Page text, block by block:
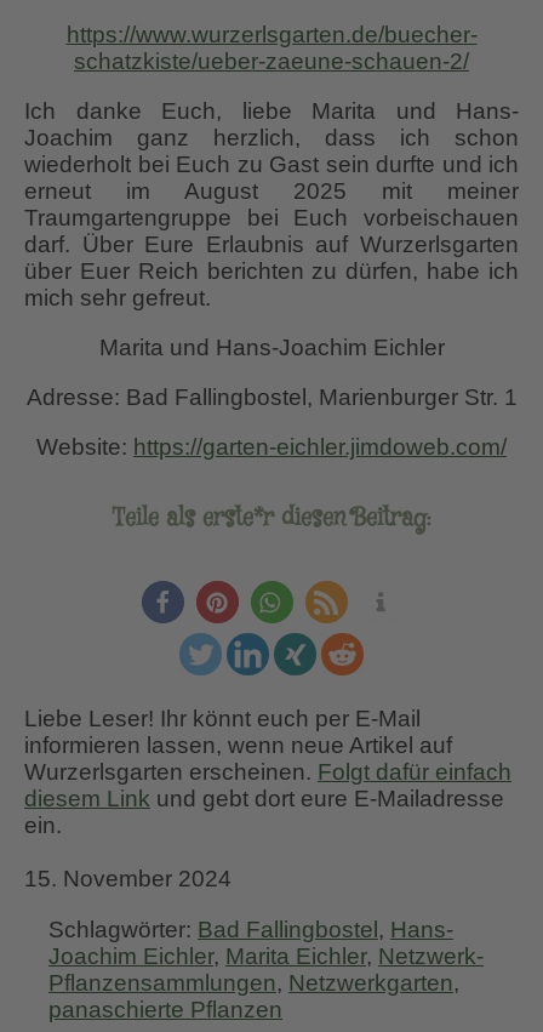
https://www.wurzerlsgarten.de/buecher-
schatzkiste/ueber-zaeune-schauen-2/
Ich danke Euch, liebe Marita und Hans-
Joachim ganz herzlich, dass ich schon
wiederholt bei Euch zu Gast sein durfte und ich
erneut im August 2025 mit meiner
Traumgartengruppe bei Euch vorbeischauen
darf. Über Eure Erlaubnis auf Wurzerlsgarten
über Euer Reich berichten zu dürfen, habe ich
mich sehr gefreut.
Marita und Hans-Joachim Eichler
Adresse: Bad Fallingbostel, Marienburger Str. 1
Website: https://garten-eichler.jimdoweb.com/
Teile als erste*r diesen Beitrag:
Liebe Leser! Ihr könnt euch per E-Mail
informieren lassen, wenn neue Artikel auf
Wurzerlsgarten erscheinen. Folgt dafür einfach
diesem Link und gebt dort eure E-Mailadresse
ein.
15. November 2024
Schlagwörter: Bad Fallingbostel , Hans-
Joachim Eichler, Marita Eichler, Netzwerk-
Pflanzensammlungen, Netzwerkgarten,
panaschierte Pflanzen